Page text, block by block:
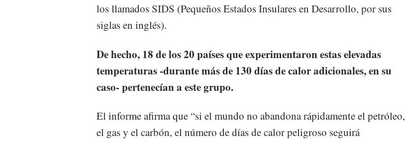
los llamados SIDS (Pequeños Estados Insulares en Desarrollo, por sus
siglas en inglés).
De hecho, 18 de los 20 países que experimentaron estas elevadas
temperaturas -durante más de 130 días de calor adicionales, en su
caso- pertenecían a este grupo.
El informe afirma que “si el mundo no abandona rápidamente el petróleo,
el gas y el carbón, el número de días de calor peligroso seguirá